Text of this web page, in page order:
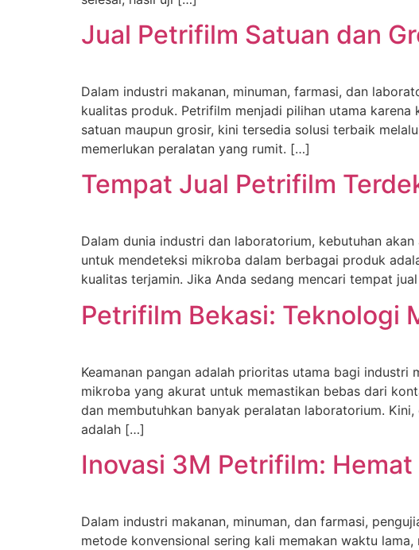
Jual Petrifilm Satuan dan
Dalam industri makanan, minuman, farmasi, dan
kualitas produk. Petrifilm menjadi pilihan utama
satuan maupun grosir, kini tersedia solusi terbaik
memerlukan peralatan yang rumit. […]
Tempat Jual Petrifilm
Dalam dunia industri dan laboratorium, kebutuhan
untuk mendeteksi mikroba dalam berbagai produk
kualitas terjamin. Jika Anda sedang mencari tempat
Petrifilm Bekasi: Teknologi
Keamanan pangan adalah prioritas utama bagi
mikroba yang akurat untuk memastikan bebas dari
dan membutuhkan banyak peralatan laboratorium.
adalah […]
Inovasi 3M Petrifilm:
Dalam industri makanan, minuman, dan farmasi,
metode konvensional sering kali memakan waktu